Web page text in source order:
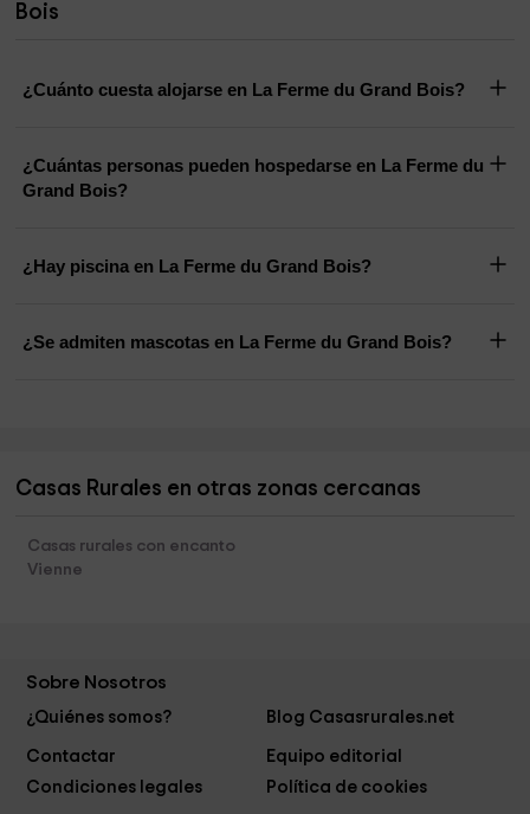
Bois
¿Cuánto cuesta alojarse en La Ferme du Grand Bois?
¿Cuántas personas pueden hospedarse en La Ferme du
Grand Bois?
¿Hay piscina en La Ferme du Grand Bois?
¿Se admiten mascotas en La Ferme du Grand Bois?
Casas Rurales en otras zonas cercanas
Casas rurales con encanto
Vienne
Sobre Nosotros
¿Quiénes somos? Blog Casasrurales.net
Contactar
Equipo editorial
Condiciones legales
Política de cookies